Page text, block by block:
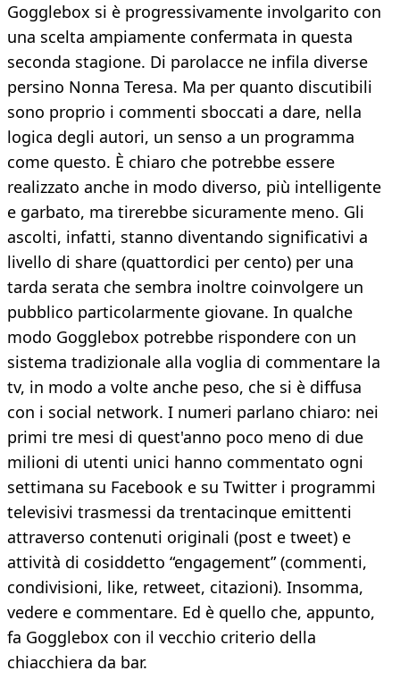
Gogglebox si è progressivamente involgarito con
una scelta ampiamente confermata in questa
seconda stagione. Di parolacce ne infila diverse
persino Nonna Teresa. Ma per quanto discutibili
sono proprio i commenti sboccati a dare, nella
logica degli autori, un senso a un programma
come questo. È chiaro che potrebbe essere
realizzato anche in modo diverso, più intelligente
e garbato, ma tirerebbe sicuramente meno. Gli
ascolti, infatti, stanno diventando significativi a
livello di share (quattordici per cento) per una
tarda serata che sembra inoltre coinvolgere un
pubblico particolarmente giovane. In qualche
modo Gogglebox potrebbe rispondere con un
sistema tradizionale alla voglia di commentare la
tv, in modo a volte anche peso, che si è diffusa
con i social network. I numeri parlano chiaro: nei
primi tre mesi di quest'anno poco meno di due
milioni di utenti unici hanno commentato ogni
settimana su Facebook e su Twitter i programmi
televisivi trasmessi da trentacinque emittenti
attraverso contenuti originali (post e tweet) e
attività di cosiddetto “engagement” (commenti,
condivisioni, like, retweet, citazioni). Insomma,
vedere e commentare. Ed è quello che, appunto,
fa Gogglebox con il vecchio criterio della
chiacchiera da bar.